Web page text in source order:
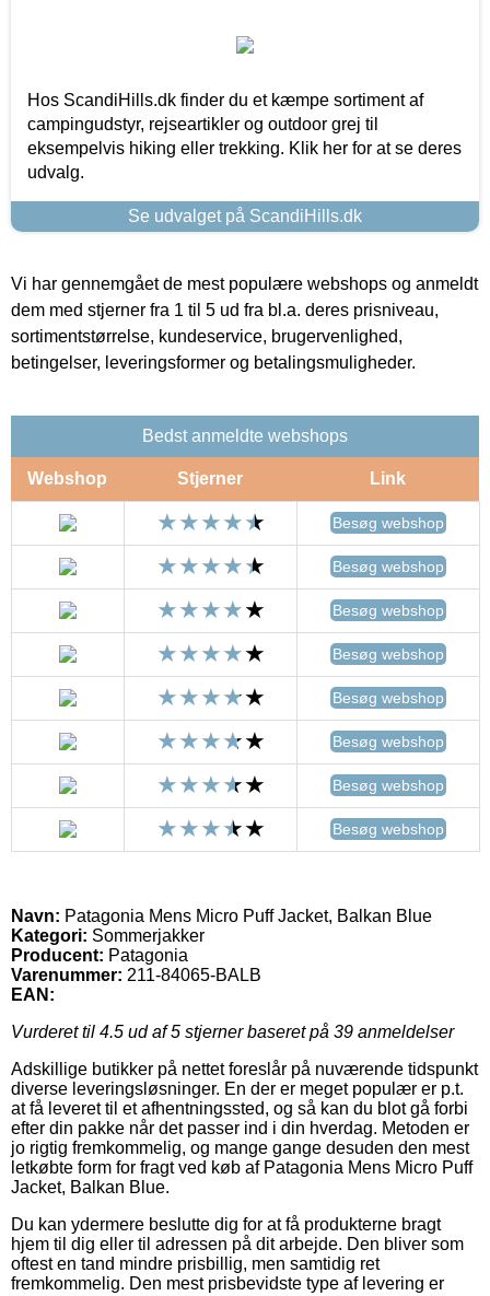
Hos ScandiHills.dk finder du et kæmpe sortiment af
campingudstyr, rejseartikler og outdoor grej til
eksempelvis hiking eller trekking. Klik her for at se deres
udvalg.
Se udvalget på ScandiHills.dk
Vi har gennemgået de mest populære webshops og anmeldt
dem med stjerner fra 1 til 5 ud fra bl.a. deres prisniveau,
sortimentstørrelse, kundeservice, brugervenlighed,
betingelser, leveringsformer og betalingsmuligheder.
Bedst anmeldte webshops
Webshop Stjerner Link
Besøg webshop
Besøg webshop
Besøg webshop
Besøg webshop
Besøg webshop
Besøg webshop
Besøg webshop
Besøg webshop
Navn: Patagonia Mens Micro Puff Jacket, Balkan Blue
Kategori: Sommerjakker
Producent: Patagonia
Varenummer: 211-84065-BALB
EAN:
Vurderet til 4.5 ud af 5 stjerner baseret på 39 anmeldelser
Adskillige butikker på nettet foreslår på nuværende tidspunkt
diverse leveringsløsninger. En der er meget populær er p.t.
at få leveret til et afhentningssted, og så kan du blot gå forbi
efter din pakke når det passer ind i din hverdag. Metoden er
jo rigtig fremkommelig, og mange gange desuden den mest
letkøbte form for fragt ved køb af Patagonia Mens Micro Puff
Jacket, Balkan Blue.
Du kan ydermere beslutte dig for at få produkterne bragt
hjem til dig eller til adressen på dit arbejde. Den bliver som
oftest en tand mindre prisbillig, men samtidig ret
fremkommelig. Den mest prisbevidste type af levering er